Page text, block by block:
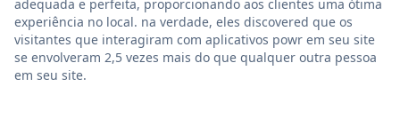
adequada e perfeita, proporcionando aos clientes uma ótima
experiência no local. na verdade, eles discovered que os
visitantes que interagiram com aplicativos powr em seu site
se envolveram 2,5 vezes mais do que qualquer outra pessoa
em seu site.